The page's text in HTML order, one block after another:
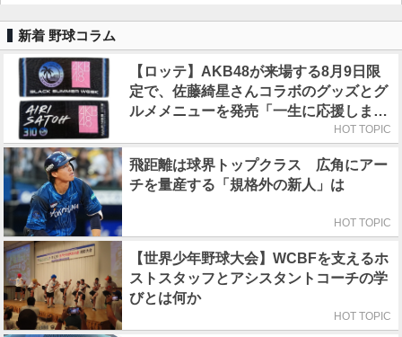
新着 野球コラム
【ロッテ】AKB48が来場する8月9日限
定で、佐藤綺星さんコラボのグッズとグ
ルメメニューを発売「一生に応援しまし
HOT TOPIC
飛距離は球界トップクラス 広角にアー
チを量産する「規格外の新人」は
HOT TOPIC
【世界少年野球大会】WCBFを支えるホ
ストスタッフとアシスタントコーチの学
びとは何か
HOT TOPIC